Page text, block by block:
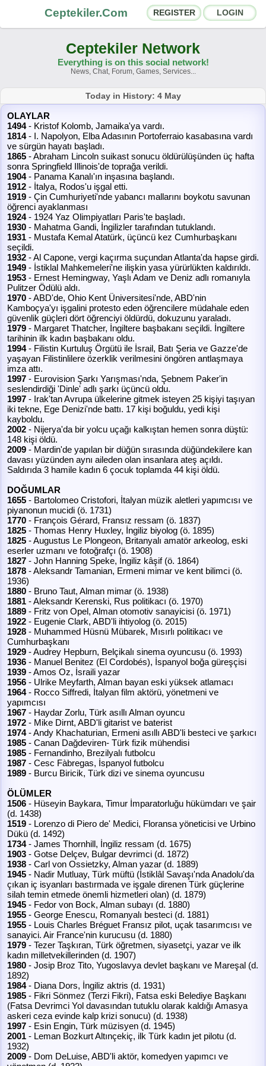
Ceptekiler.Com REGISTER LOGIN
Forums Social Shares
Chat Rooms
Announcements
About Us
Ceptekiler.Com - v2025.01
Licence F.A.Q. C.S. Contract
Ceptekiler Network
Everything is on this social network!
News, Chat, Forum, Games, Services...
Today in History: 4 May
OLAYLAR
1494- Kristof Kolomb, Jamaika'ya vardı.
1814- I. Napolyon, Elba Adasının Portoferraio kasabasına vardı
ve sürgün hayatı başladı.
1865 - Abraham Lincoln suikast sonucu öldürülüşünden üç hafta
sonra Springfield Illinois'de toprağa verildi.
1904- Panama Kanalı'ın inşasına başlandı.
1912 - İtalya, Rodos'u işgal etti.
1919 - Çin Cumhuriyeti'nde yabancı mallarını boykotu savunan
öğrenci ayaklanması
1924- 1924 Yaz Olimpiyatları Paris'te başladı.
1930 - Mahatma Gandi, İngilizler tarafından tutuklandı.
1931 - Mustafa Kemal Atatürk, üçüncü kez Cumhurbaşkanı
seçildi.
1932 - Al Capone, vergi kaçırma suçundan Atlanta'da hapse girdi.
1949 - İstiklal Mahkemeleri'ne ilişkin yasa yürürlükten kaldırıldı.
1953 - Ernest Hemingway, Yaşlı Adam ve Deniz adlı romanıyla
Pulitzer Ödülü aldı.
1970 - ABD'de, Ohio Kent Üniversitesi'nde, ABD'nin
Kamboçya'yı işgalini protesto eden öğrencilere müdahale eden
güvenlik güçleri dört öğrenciyi öldürdü, dokuzunu yaraladı.
1979 - Margaret Thatcher, İngiltere başbakanı seçildi. İngiltere
tarihinin ilk kadın başbakanı oldu.
1994- Filistin Kurtuluş Örgütü ile İsrail, Batı Şeria ve Gazze'de
yaşayan Filistinlilere özerklik verilmesini öngören antlaşmaya
imza attı.
1997 - Eurovision Şarkı Yarışması'nda, Şebnem Paker'in
seslendirdiği 'Dinle' adlı şarkı üçüncü oldu.
1997 - Irak'tan Avrupa ülkelerine gitmek isteyen 25 kişiyi taşıyan
iki tekne, Ege Denizi'nde battı. 17 kişi boğuldu, yedi kişi
kayboldu.
2002 - Nijerya'da bir yolcu uçağı kalkıştan hemen sonra düştü:
148 kişi öldü.
2009 - Mardin'de yapılan bir düğün sırasında düğündekilere kan
davası yüzünden aynı aileden olan insanlara ateş açıldı.
Saldırıda 3 hamile kadın 6 çocuk toplamda 44 kişi öldü.
DOĞUMLAR
1655 - Bartolomeo Cristofori, İtalyan müzik aletleri yapımcısı ve
piyanonun mucidi (ö. 1731)
1770 - François Gérard, Fransız ressam (ö. 1837)
1825 - Thomas Henry Huxley, İngiliz biyolog (ö. 1895)
1825 - Augustus Le Plongeon, Britanyalı amatör arkeolog, eski
eserler uzmanı ve fotoğrafçı (ö. 1908)
1827 - John Hanning Speke, İngiliz kâşif (ö. 1864)
1878 - Aleksandr Tamanian, Ermeni mimar ve kent bilimci (ö.
1936)
1880 - Bruno Taut, Alman mimar (ö. 1938)
1881 - Aleksandr Kerenski, Rus politikacı (ö. 1970)
1889 - Fritz von Opel, Alman otomotiv sanayicisi (ö. 1971)
1922 - Eugenie Clark, ABD'li ihtiyolog (ö. 2015)
1928 - Muhammed Hüsnü Mübarek, Mısırlı politikacı ve
Cumhurbaşkanı
1929 - Audrey Hepburn, Belçikalı sinema oyuncusu (ö. 1993)
1936 - Manuel Benitez (El Cordobés), İspanyol boğa güreşçisi
1939 - Amos Oz, İsraili yazar
1956 - Ulrike Meyfarth, Alman bayan eski yüksek atlamacı
1964- Rocco Siffredi, İtalyan film aktörü, yönetmeni ve
yapımcısı
1967 - Haydar Zorlu, Türk asıllı Alman oyuncu
1972 - Mike Dirnt, ABD'li gitarist ve baterist
1974- Andy Khachaturian, Ermeni asıllı ABD'li besteci ve şarkıcı
1985 - Canan Dağdeviren- Türk fizik mühendisi
1985 - Fernandinho, Brezilyalı futbolcu
1987 - Cesc Fàbregas, İspanyol futbolcu
1989 - Burcu Biricik, Türk dizi ve sinema oyuncusu
ÖLÜMLER
1506 - Hüseyin Baykara, Timur İmparatorluğu hükümdarı ve şair
(d. 1438)
1519 - Lorenzo di Piero de' Medici, Floransa yöneticisi ve Urbino
Dükü (d. 1492)
1734- James Thornhill, İngiliz ressam (d. 1675)
1903 - Gotse Delçev, Bulgar devrimci (d. 1872)
1938 - Carl von Ossietzky, Alman yazar (d. 1889)
1945 - Nadir Mutluay, Türk müftü (İstiklâl Savaşı'nda Anadolu'da
çıkan iç isyanları bastırmada ve işgale direnen Türk güçlerine
silah temin etmede önemli hizmetleri olan) (d. 1879)
1945 - Fedor von Bock, Alman subayı (d. 1880)
1955 - George Enescu, Romanyalı besteci (d. 1881)
1955 - Louis Charles Bréguet Fransız pilot, uçak tasarımcısı ve
sanayici. Air France'nin kurucusu (d. 1880)
1979 - Tezer Taşkıran, Türk öğretmen, siyasetçi, yazar ve ilk
kadın milletvekillerinden (d. 1907)
1980 - Josip Broz Tito, Yugoslavya devlet başkanı ve Mareşal (d.
1892)
1984- Diana Dors, İngiliz aktris (d. 1931)
1985 - Fikri Sönmez (Terzi Fikri), Fatsa eski Belediye Başkanı
(Fatsa Devrimci Yol davasından tutuklu olarak kaldığı Amasya
askeri ceza evinde kalp krizi sonucu) (d. 1938)
1997 - Esin Engin, Türk müzisyen (d. 1945)
2001 - Leman Bozkurt Altınçekiç, ilk Türk kadın jet pilotu (d.
1932)
2009 - Dom DeLuise, ABD'li aktör, komedyen yapımcı ve